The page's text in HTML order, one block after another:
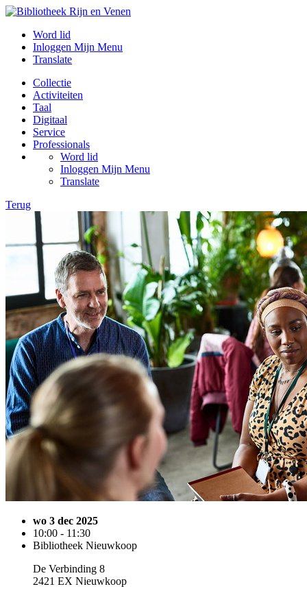
Word lid
Inloggen Mijn Menu
Translate
Collectie
Activiteiten
Taal
Digitaal
Service
Professionals
Word lid
Inloggen Mijn Menu
Translate
Terug
wo 3 dec 2025
10:00 - 11:30
Bibliotheek Nieuwkoop
De Verbinding 8
2421 EX Nieuwkoop